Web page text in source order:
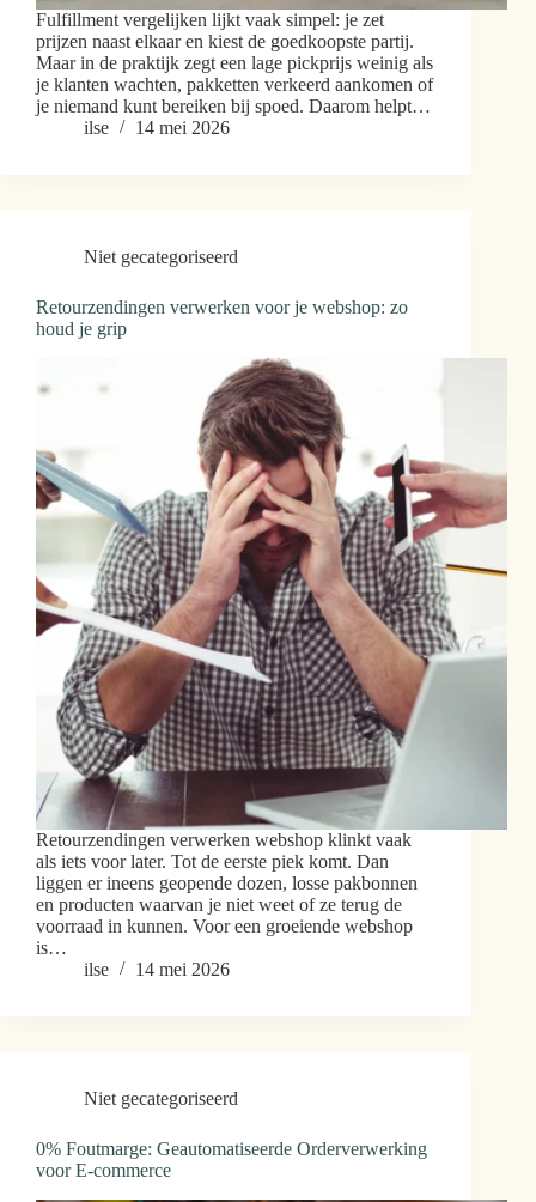
Fulfillment vergelijken lijkt vaak simpel: je zet
prijzen naast elkaar en kiest de goedkoopste partij.
Maar in de praktijk zegt een lage pickprijs weinig als
je klanten wachten, pakketten verkeerd aankomen of
je niemand kunt bereiken bij spoed. Daarom helpt…
ilse
14 mei 2026
Niet gecategoriseerd
Retourzendingen verwerken voor je webshop: zo
houd je grip
Retourzendingen verwerken webshop klinkt vaak
als iets voor later. Tot de eerste piek komt. Dan
liggen er ineens geopende dozen, losse pakbonnen
en producten waarvan je niet weet of ze terug de
voorraad in kunnen. Voor een groeiende webshop
is…
ilse
14 mei 2026
Niet gecategoriseerd
0% Foutmarge: Geautomatiseerde Orderverwerking
voor E-commerce